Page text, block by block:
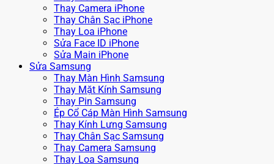
Thay Camera iPhone
Thay Chân Sạc iPhone
Thay Loa iPhone
Sửa Face ID iPhone
Sửa Main iPhone
Sửa Samsung
Thay Màn Hình Samsung
Thay Mặt Kính Samsung
Thay Pin Samsung
Ép Cổ Cáp Màn Hình Samsung
Thay Kính Lưng Samsung
Thay Chân Sạc Samsung
Thay Camera Samsung
Thay Loa Samsung